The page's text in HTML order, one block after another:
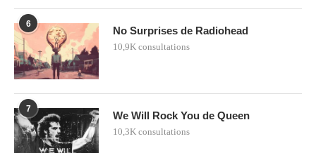
6
No Surprises de Radiohead
10,9K consultations
7
We Will Rock You de Queen
10,3K consultations